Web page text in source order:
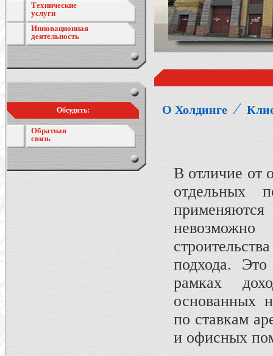
Технические
услуги
Инновационная
деятельность
Обсудить:
Обратная
связь
О Холдинге ⁄
В отличие от
отдельных
применяются
невозможно
подхода.
рамках
основанных
по ставкам
и офисных